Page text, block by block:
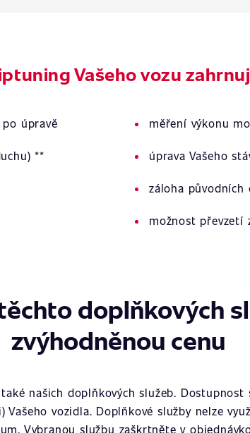
Vašeho vozu
úpravě měření výkonu
** úprava Vašeho
záloha
možnost
doplňkových
zvýhodněnou cenu
našich doplňkových služeb. Dostupnost
Vašeho vozidla. Doplňkové služby nelze
Vybranou službu zaškrtněte v